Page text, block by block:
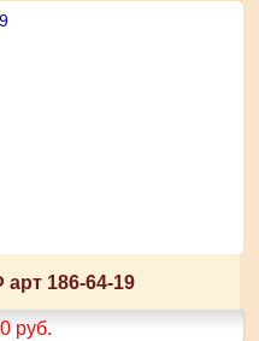
186-64-19
руб.